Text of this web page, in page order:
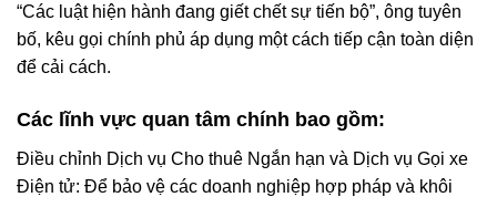
“Các luật hiện hành đang giết chết sự tiến bộ”, ông tuyên
bố, kêu gọi chính phủ áp dụng một cách tiếp cận toàn diện
để cải cách.
Các lĩnh vực quan tâm chính bao gồm:
Điều chỉnh Dịch vụ Cho thuê Ngắn hạn và Dịch vụ Gọi xe
Điện tử: Để bảo vệ các doanh nghiệp hợp pháp và khôi